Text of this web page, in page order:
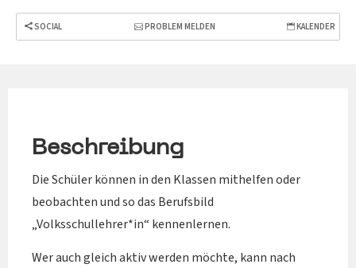
SOCIAL PROBLEM MELDEN KALENDER
Beschreibung
Die Schüler können in den Klassen mithelfen oder
beobachten und so das Berufsbild
„Volksschullehrer*in“ kennenlernen.
Wer auch gleich aktiv werden möchte, kann nach